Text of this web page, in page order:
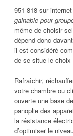
951 818 sur
gainable pour
même de choisir
dépend donc
il est considéré
de se situe le
Rafraîchir,
votre chambre ou
ouverte une base
panoplie des
la résistance
d’optimiser le